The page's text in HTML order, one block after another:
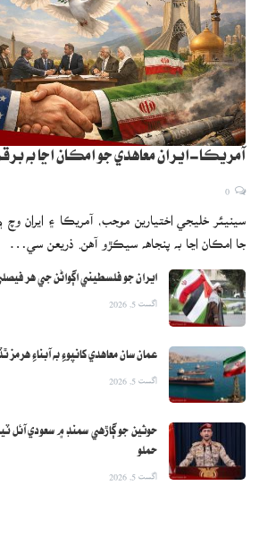
آمريڪا-ايران معاهدي جو امڪان اڃا به
سينيئر خليجي اختيارين موجب، آمريڪا ۽ ايران
جا امڪان اڃا به پنجاهه سيڪڙو آهن. ذريعن سي…
ايران جو فلسطيني اڳواڻن جي هر
اگست 5, 2026
عمان سان معاهدي کانپوءِ به آبناءِ هرمز
اگست 5, 2026
حوثين جو ڳاڙهي سمنڊ ۾ سعودي آئل
حملو
اگست 5, 2026